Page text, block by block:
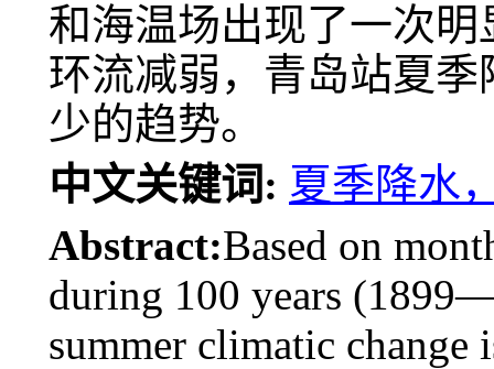
和海温场出现了一次
环流减弱，青岛站夏
少的趋势。
中文关键词: 夏季降水
Abstract:Based on
during 100 years
summer climatic change